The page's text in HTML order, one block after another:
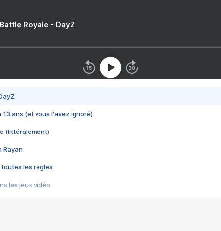
Royale - DayZ
13 ans (et vous l'avez ignoré)
(littéralement)
Rayan
toutes les règles
les jeux vidéo